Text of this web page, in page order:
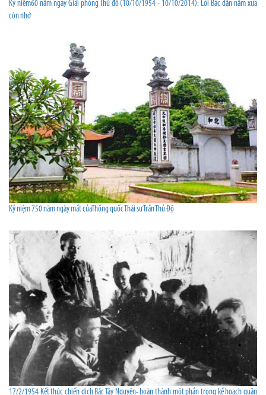
Kỷ niệm60 năm ngày Giải phóng Thủ đô (10/10/1954 - 10/10/2014): Lời Bác dặn năm xưa
còn nhớ
Kỷ niệm 750 năm ngày mất củaThống quốc Thái sư Trần Thủ Độ
17/2/1954 Kết thúc chiến dịch Bắc Tây Nguyên- hoàn thành một phần trong kế hoạch quân